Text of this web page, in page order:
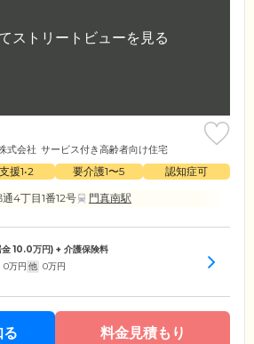
式会社 サービス付き高齢者向け住宅
援1•2 要介護1〜5
認知症可
4丁目1番12号
門真南駅
金10.0万円) + 介護保険料
0万円 他 0万円
る 料金見積もり